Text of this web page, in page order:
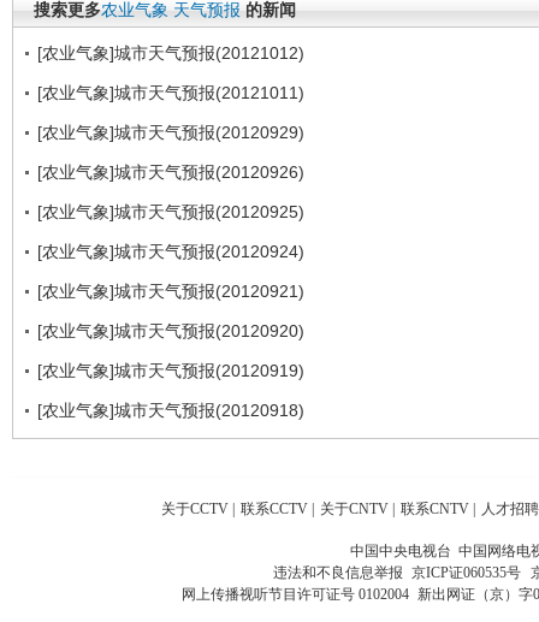
搜索更多农业气象 天气预报 的新闻
[农业气象]城市天气预报(20121012)
[农业气象]城市天气预报(20121011)
[农业气象]城市天气预报(20120929)
[农业气象]城市天气预报(20120926)
[农业气象]城市天气预报(20120925)
[农业气象]城市天气预报(20120924)
[农业气象]城市天气预报(20120921)
[农业气象]城市天气预报(20120920)
[农业气象]城市天气预报(20120919)
[农业气象]城市天气预报(20120918)
关于CCTV 联系CCTV 关于CNTV 联系CNTV 人才招聘
中国中央电视台 中国网络电
违法和不良信息举报 京ICP证060535号
网上传播视听节目许可证号 0102004 新出网证（京）